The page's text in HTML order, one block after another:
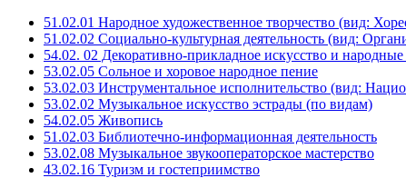
51.02.01 Народное художественное творчество (вид:
51.02.02 Социально-культурная деятельность (вид:
54.02. 02 Декоративно-прикладное искусство и
53.02.05 Сольное и хоровое народное пение
53.02.03 Инструментальное исполнительство (вид:
53.02.02 Музыкальное искусство эстрады (по видам)
54.02.05 Живопись
51.02.03 Библиотечно-информационная деятельность
53.02.08 Музыкальное звукооператорское мастерство
43.02.16 Туризм и гостеприимство